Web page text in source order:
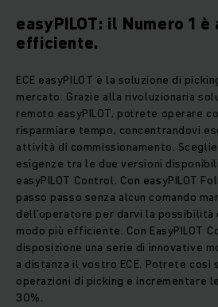
easyPILOT: il Numero 1 è
efficiente.
ECE easyPILOT è la soluzione di
mercato. Grazie alla rivoluzionaria
remoto easyPILOT, potrete operare
risparmiare tempo, concentrandovi
attività di commissionamento.
esigenze tra le due versioni
easyPILOT Control. Con easyPILOT
passo passo senza alcun comando
dell’operatore per darvi la possibilità
modo più efficiente. Con EasyPILOT
disposizione una serie di innovative
a distanza il vostro ECE. Potrete così
operazioni di picking e incrementare
30%.